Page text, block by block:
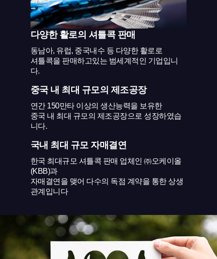
다양한 활로의 셔틀콕 판매
동남아, 유럽, 중국내수 등 다양한 활로로
셔틀콕을 판매하고있는 범세계적인 기업입니
다.
중국 내 최대 규모의 제조공장
연간 150만타 이상의 생산능력을 보유한
중국 내 최대 규모의 제조공장으로 성장하였습
니다.
국내 최대 규모 자매결연
한국 최대규모 셔틀콕 판매 업체인 ㈜오케이올
(KBB)과
자매결연을 맺어 다수의 독점 계약을 통한 상생
관계입니다